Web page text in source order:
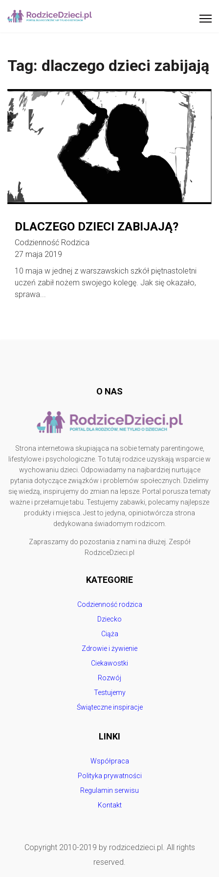
Tag: dlaczego dzieci zabijają
DLACZEGO DZIECI ZABIJAJĄ?
Codzienność Rodzica
27 maja 2019
10 maja w jednej z warszawskich szkół piętnastoletni
uczeń zabił nożem swojego kolegę. Jak się okazało,
sprawa...
O NAS
Strona internetowa skupiająca na sobie tematy parentingowe,
lifestylowe i psychologiczne. To tutaj rodzice uzyskają wsparcie w
wychowaniu dzieci. Odpowiadamy na najbardziej nurtujące
pytania dotyczące związków i problemów społecznych. Dzielimy
się wiedzą, inspirujemy do zmian na lepsze. Portal porusza tematy
ważne i przełamuje tabu. Testujemy zabawki, polecamy najlepsze
produkty i miejsca. Jest to jedyna, opiniotwórcza strona
dedykowana świadomym rodzicom.
Zapraszamy do pozostania z nami na dłużej. Zespół
RodziceDzieci.pl
KATEGORIE
Codzienność rodzica
Dziecko
Ciąża
Zdrowie i żywienie
Ciekawostki
Rozwój
Testujemy
Świąteczne inspiracje
LINKI
Współpraca
Polityka prywatności
Regulamin serwisu
Kontakt
Copyright 2010-2019 by rodzicedzieci.pl. All rights
reserved.